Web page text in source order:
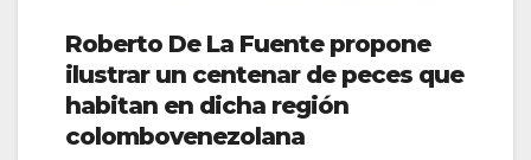
Roberto De La Fuente propone
ilustrar un centenar de peces que
habitan en dicha región
colombovenezolana